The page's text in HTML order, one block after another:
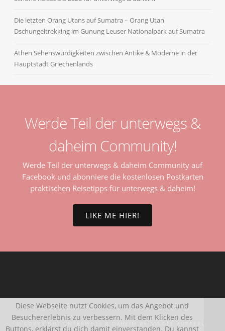
Die letzten Orang Utans auf Sumatra – Orang Utan
Dschungeltrekking im Gunung Leuser Nationalpark auf Sumatra
Athen Sehenswürdigkeiten zwischen Antike & Moderne in der
Hauptstadt Griechenlands
Werde Teil der unterwegs &
daheim Community!
Werde Teil der unterwegs & daheim Community auf
Facebook und abonniere die kostenlosen Postkarten
praktischen Reisetipps für unterwegs & daheim!
LIKE ME HIER!
Diese Webseite nutzt Cookies, um das Angebot und
Besuchererlebnis zu verbessern. Mit dem Klicken des
Buttons, erklärst du dich damit einverstanden. Du kannst